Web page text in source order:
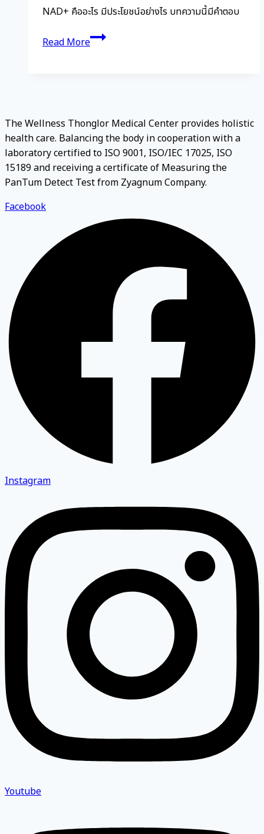
NAD+ คืออะไร มีประโยชน์อย่างไร บทความนี้มีคำตอบ
Read MoreNAD+
คือ
The Wellness Thonglor Medical Center provides holistic
health care. Balancing the body in cooperation with a
laboratory certified to ISO 9001, ISO/IEC 17025, ISO
15189 and receiving a certificate of Measuring the
PanTum Detect Test from Zyagnum Company.
Facebook
Instagram
Youtube